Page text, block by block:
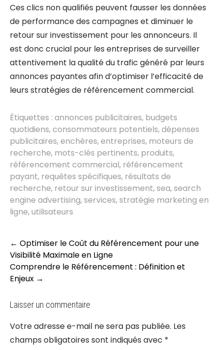
Ces clics non qualifiés peuvent fausser les données
de performance des campagnes et diminuer le
retour sur investissement pour les annonceurs. Il
est donc crucial pour les entreprises de surveiller
attentivement la qualité du trafic généré par leurs
annonces payantes afin d’optimiser l’efficacité de
leurs stratégies de référencement commercial.
Étiquettes : annonces publicitaires, budgets
quotidiens,consommateurs potentiels,dépenses
publicitaires,enchères,entreprises, moteurs de
recherche, mots-clés pertinents, produits,
référencement commercial, référencement
payant, requêtes spécifiques, résultats de
recherche, retour sur investissement,sea,search
engine advertising,services,stratégie marketing en
ligne,utilisateurs
Post
navigation
← Optimiser le Coût du Référencement pour une
Visibilité Maximale en Ligne
Comprendre le Référencement : Définition et
Enjeux →
Laisser un commentaire
Votre adresse e-mail ne sera pas publiée. Les
champs obligatoires sont indiqués avec *